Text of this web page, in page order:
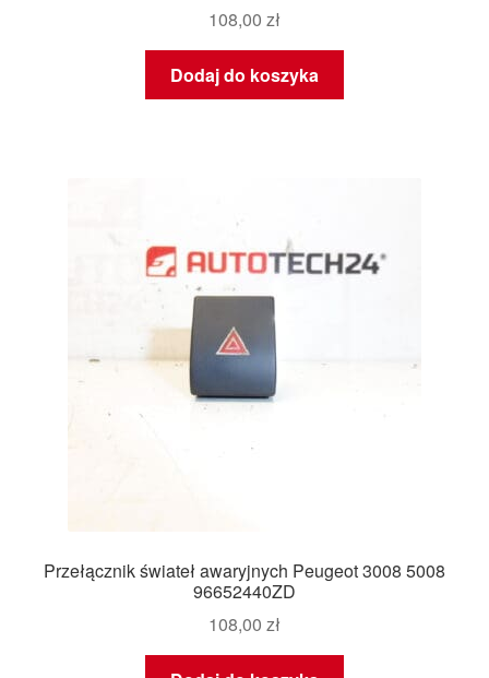
108,00 zł
Dodaj do koszyka
Przełącznik świateł awaryjnych Peugeot 3008 5008
96652440ZD
108,00 zł